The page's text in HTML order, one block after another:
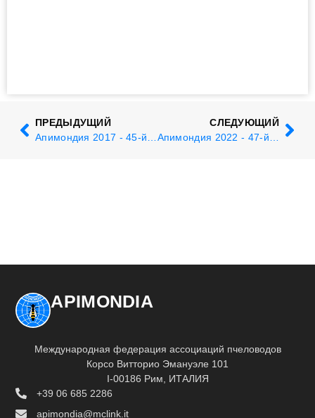
ПРЕДЫДУЩИЙ
СЛЕДУЮЩИЙ
APIMONDIA
Международная федерация ассоциаций пчеловодов
Корсо Витторио Эмануэле 101
I-00186 Рим, ИТАЛИЯ
+39 06 685 2286
apimondia@mclink.it